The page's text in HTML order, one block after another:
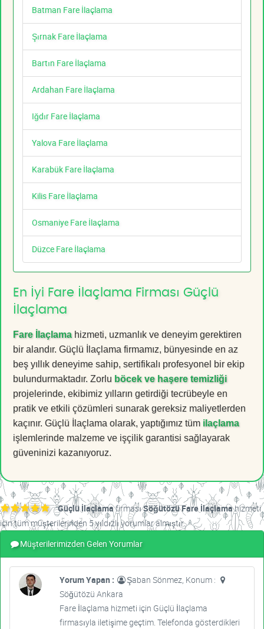
Batman Fare İlaçlama
Şırnak Fare İlaçlama
Bartın Fare İlaçlama
Ardahan Fare İlaçlama
Iğdır Fare İlaçlama
Yalova Fare İlaçlama
Karabük Fare İlaçlama
Kilis Fare İlaçlama
Osmaniye Fare İlaçlama
Düzce Fare İlaçlama
En İyi Fare İlaçlama Firması Güçlü
İlaçlama
Fare İlaçlamahizmeti, uzmanlık ve deneyim gerektiren
bir alandır. Güçlü İlaçlama firmamız, bünyesinde en az
beş yıllık deneyime sahip, sertifikalı profesyonel bir ekip
bulundurmaktadır. Zorlu böcek ve haşere temizliği
projelerinde, ekibimiz yılların getirdiği tecrübeyle en
pratik ve etkili çözümleri sunarak gereksiz maliyetlerden
kaçınır. Güçlü İlaçlama olarak, yaptığımız tüm ilaçlama
işlemlerinde malzeme ve işçilik garantisi sağlayarak
güveninizi kazanıyoruz.
Güçlü İlaçlamafirmasıSöğütözü Fare İlaçlamahizmeti
için tüm müşterilerinden 5 yıldızlı yorumlar almıştır.
Müşterilerimizden Gelen Yorumlar
Yorum Yapan :
Şaban Sönmez, Konum :
Söğütözü Ankara
Fare İlaçlama hizmeti için Güçlü İlaçlama
firmasıyla iletişime geçtim. Telefonda gösterdikleri